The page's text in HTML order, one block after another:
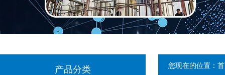
产品分类 您现在的位置：